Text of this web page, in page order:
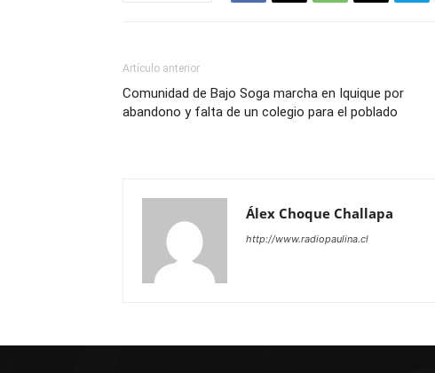
Artículo anterior
Comunidad de Bajo Soga marcha en Iquique por
abandono y falta de un colegio para el poblado
Álex Choque Challapa
http://www.radiopaulina.cl